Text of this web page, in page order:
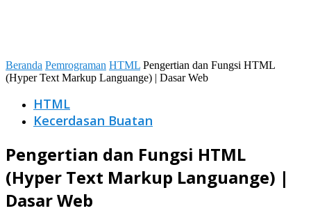
Beranda Pemrograman HTML Pengertian dan Fungsi HTML
(Hyper Text Markup Languange) | Dasar Web
HTML
Kecerdasan Buatan
Pengertian dan Fungsi HTML
(Hyper Text Markup Languange) |
Dasar Web